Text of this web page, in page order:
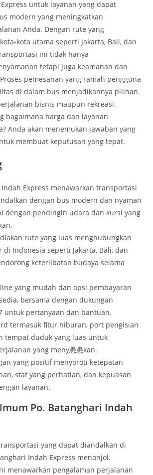
untuk layanan yang dapat
modern yang meningkatkan
Anda. Dengan rute yang
kota utama seperti Jakarta, Bali, dan
ini tidak hanya
tetapi juga keamanan dan
pemesanan yang ramah pengguna
di dalam bus menjadikannya pilihan
bisnis maupun rekreasi.
bagaimana harga dan layanan
Anda akan menemukan jawaban yang
membuat keputusan yang tepat.
Indah Express menawarkan transportasi
dengan bus modern dan nyaman
dengan pendingin udara dan kursi yang
rute yang luas menghubungkan
di Indonesia seperti Jakarta, Bali, dan
keterlibatan budaya selama
yang mudah dan opsi pembayaran
bersama dengan dukungan
untuk pertanyaan dan bantuan.
termasuk fitur hiburan, port pengisian
tempat duduk yang luas untuk
yang meny愚愚kan.
yang positif menyoroti ketepatan
staf yang perhatian, dan kepuasan
layanan.
Po. Batanghari Indah
yang dapat diandalkan di
Indah Express menonjol.
menawarkan pengalaman perjalanan